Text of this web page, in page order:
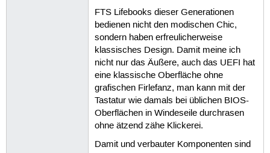
FTS Lifebooks dieser Generationen
bedienen nicht den modischen Chic,
sondern haben erfreulicherweise
klassisches Design. Damit meine ich
nicht nur das Äußere, auch das UEFI hat
eine klassische Oberfläche ohne
grafischen Firlefanz, man kann mit der
Tastatur wie damals bei üblichen BIOS-
Oberflächen in Windeseile durchrasen
ohne ätzend zähe Klickerei.
Damit und verbauter Komponenten sind